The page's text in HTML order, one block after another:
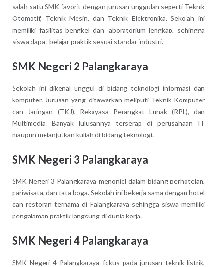
salah satu SMK favorit dengan jurusan unggulan seperti Teknik
Otomotif, Teknik Mesin, dan Teknik Elektronika. Sekolah ini
memiliki fasilitas bengkel dan laboratorium lengkap, sehingga
siswa dapat belajar praktik sesuai standar industri.
SMK Negeri 2 Palangkaraya
Sekolah ini dikenal unggul di bidang teknologi informasi dan
komputer. Jurusan yang ditawarkan meliputi Teknik Komputer
dan Jaringan (TKJ), Rekayasa Perangkat Lunak (RPL), dan
Multimedia. Banyak lulusannya terserap di perusahaan IT
maupun melanjutkan kuliah di bidang teknologi.
SMK Negeri 3 Palangkaraya
SMK Negeri 3 Palangkaraya menonjol dalam bidang perhotelan,
pariwisata, dan tata boga. Sekolah ini bekerja sama dengan hotel
dan restoran ternama di Palangkaraya sehingga siswa memiliki
pengalaman praktik langsung di dunia kerja.
SMK Negeri 4 Palangkaraya
SMK Negeri 4 Palangkaraya fokus pada jurusan teknik listrik,